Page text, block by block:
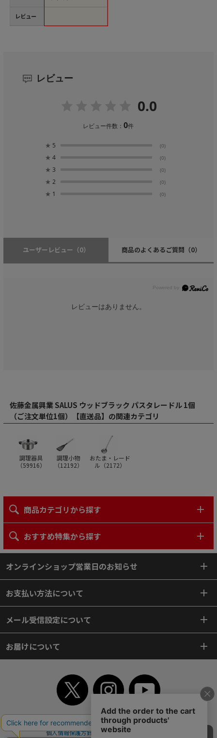
レビュー
レビュー
0.0
レビュー件数：0件
★ 5 (0)
★ 4 (0)
★ 3 (0)
★ 2 (0)
★ 1 (0)
ユーザーレビュー （0） 商品のよくあるご質問 （0）
レビューはありません。
佐藤金属興業 SALUS ウッドブラック パスタレードル 1個
（ご注文単位1個）【直送品】の関連カテゴリ
調理器具
（59916）
調理小物
（12192）
おたま・レード
ル（2172）
商品カテゴリから探す
おすすめ特集から探す
オンラインショップ営業日のお知らせ
お支払い方法について
メール受信設定について
お届けについて
TOP 初めてご利用のお客様へ ご利用案内
ご利用規約
個人情報保護方針
特定商取引法